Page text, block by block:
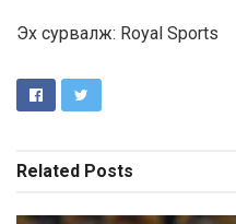
Эх сурвалж: Royal Sports
Related Posts